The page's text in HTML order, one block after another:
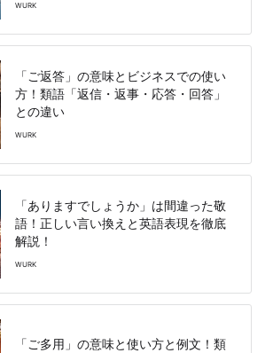
WURK
「ご返答」の意味とビジネスでの使い
方！類語「返信・返事・応答・回答」
との違い
WURK
「ありますでしょうか」は間違った敬
語！正しい言い換えと英語表現を徹底
解説！
WURK
「ご多用」の意味と使い方と例文！類